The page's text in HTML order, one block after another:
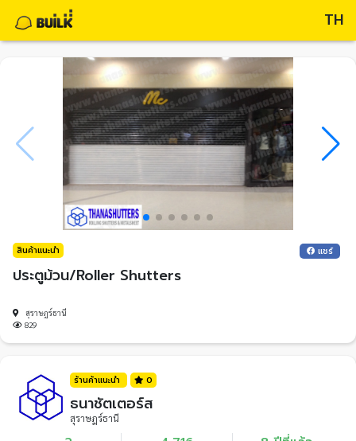
TH
สินค้าแนะนำ แชร์
ประตูม้วน/Roller Shutters
สุราษฎร์ธานี
829
ร้านค้าแนะนำ 0
ธนาชัตเตอร์ส
สุราษฎร์ธานี